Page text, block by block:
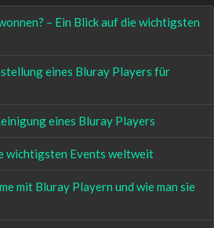
– Ein Blick auf die wichtigsten
eines Bluray Players für
eines Bluray Players
wichtigsten Events weltweit
mit Bluray Playern und wie man sie